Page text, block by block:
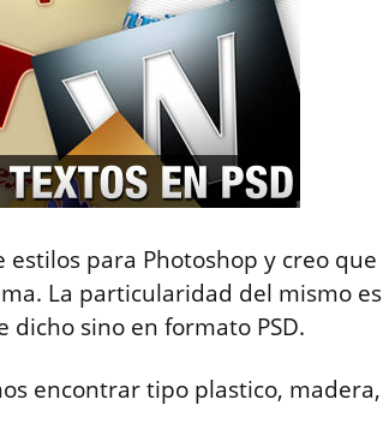
para Photoshop y creo que
La particularidad del mismo es
sino en formato PSD.
encontrar tipo plastico, madera,